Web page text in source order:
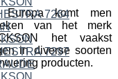
Europa komt men
van het merk
het vaakst
in diverse soorten
producten.